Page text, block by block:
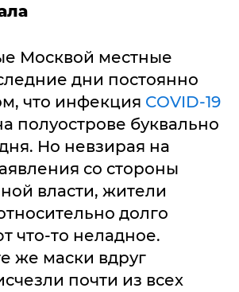
Москвой местные
дни постоянно
что инфекция COVID-19
полуострове буквально
Но невзирая на
со стороны
власти, жители
долго
что-то неладное.
же маски вдруг
почти из всех